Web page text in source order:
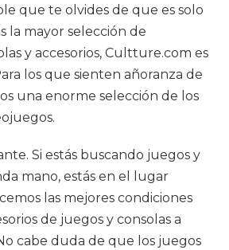
que te olvides de que es solo
la mayor selección de
y accesorios, Cultture.com es
los que sienten añoranza de
una enorme selección de los
Si estás buscando juegos y
mano, estás en el lugar
las mejores condiciones
de juegos y consolas a
cabe duda de que los juegos